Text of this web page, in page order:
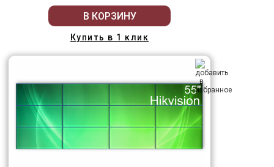
В КОРЗИНУ
Купить в 1 клик